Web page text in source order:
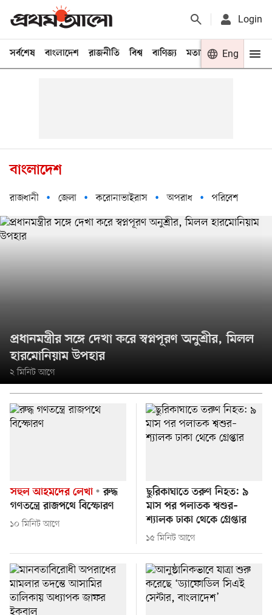
Login
সর্বশেষ বাংলাদেশ রাজনীতি বিশ্ব বাণিজ্য মতামত খেলা
Eng
বাংলাদেশ
রাজধানী জেলা করোনাভাইরাস অপরাধ পরিবেশ
প্রধানমন্ত্রীর সঙ্গে দেখা করে স্বপ্নপূরণ অনুশ্রীর, মিলল
হারমোনিয়াম উপহার
২ মিনিট আগে
সহুল আহমদের লেখা
রুদ্ধ
গণতন্ত্রে রাজপথে বিস্ফোরণ
১০ মিনিট আগে
ছুরিকাঘাতে তরুণ নিহত: ৯
মাস পর পলাতক শ্বশুর–
শ্যালক ঢাকা থেকে গ্রেপ্তার
১৫ মিনিট আগে